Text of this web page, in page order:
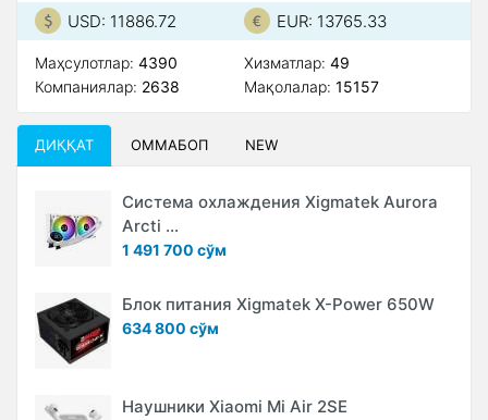
USD: 11886.72 EUR: 13765.33
Маҳсулотлар: 4390
Компаниялар: 2638
Xизматлар: 49
Мақолалар: 15157
ДИҚҚАТ ОММАБОП NEW
Система охлаждения Xigmatek Aurora
Arcti ...
1 491 700 сўм
Блок питания Xigmatek X-Power 650W
634 800 сўм
Наушники Xiaomi Mi Air 2SE